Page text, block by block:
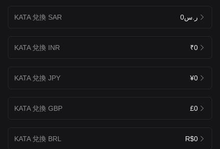
KATA 兌換 SAR ر.س0
KATA 兌換 INR ₹0
KATA 兌換 JPY ¥0
KATA 兌換 GBP £0
KATA 兌換 BRL R$0